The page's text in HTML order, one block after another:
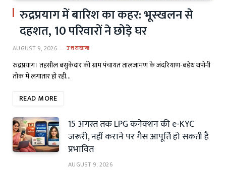
रुद्रप्रयाग में बारिश का कहर: भूस्खलन से
दहशत, 10 परिवारों ने छोड़े घर
AUGUST 9, 2026 उत्तराखण्ड
रुद्रप्रयाग। तहसील बसुकेदार की ग्राम पंचायत तालजामण के जंदरियाण-बडेथ थपोनी
तोक में लगातार हो रही…
READ MORE
15 अगस्त तक LPG कनेक्शन की e-KYC
जरूरी, नहीं कराने पर गैस आपूर्ति हो सकती है
प्रभावित
AUGUST 9, 2026